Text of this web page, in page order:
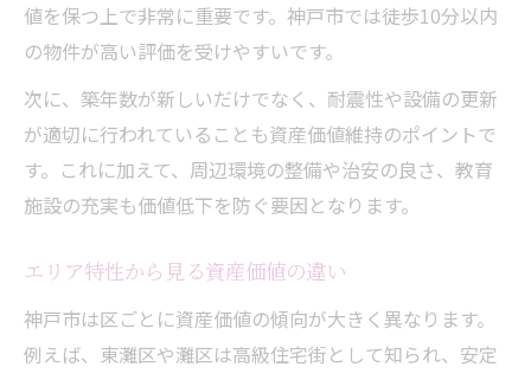
値を保つ上で非常に重要です。神戸市では徒歩10分以内
の物件が高い評価を受けやすいです。
次に、築年数が新しいだけでなく、耐震性や設備の更新
が適切に行われていることも資産価値維持のポイントで
す。これに加えて、周辺環境の整備や治安の良さ、教育
施設の充実も価値低下を防ぐ要因となります。
エリア特性から見る資産価値の違い
神戸市は区ごとに資産価値の傾向が大きく異なります。
例えば、東灘区や灘区は高級住宅街として知られ、安定